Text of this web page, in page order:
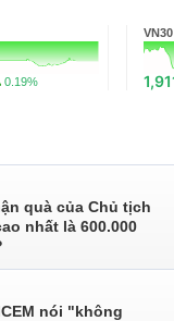
0.19%
VN30
quà của Chủ tịch
nhất là 600.000
nói "không